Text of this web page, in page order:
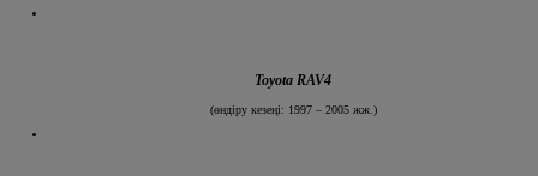
Toyota RAV4
(өндіру кезеңі: 1997 – 2005 жж.)